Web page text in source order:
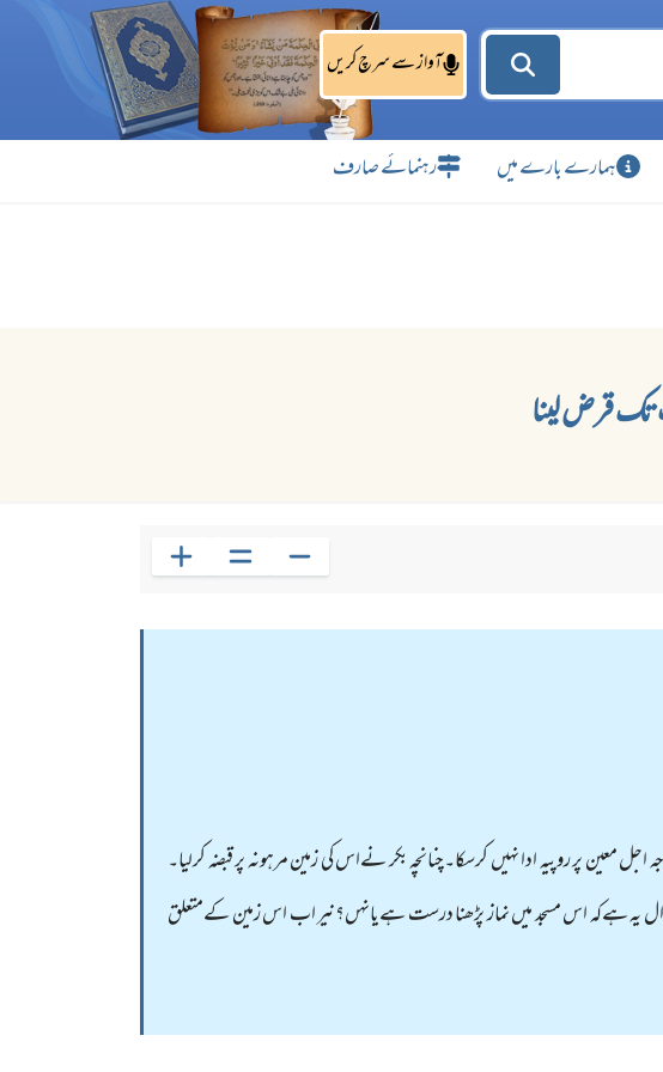
آواز سے سرچ کریں
ہمارے بارے میں رہنمائے صارف
پر روپیہ ادا نہیں کرسکا۔چنانچہ بکر نےاس کی زمین مرہونہ پر قبضہ کرلیا۔
یہ ہےکہ اس مسجد میں نماز پڑھنا درست ہےیانہں؟نیر اب اس زمین کےمتعلق